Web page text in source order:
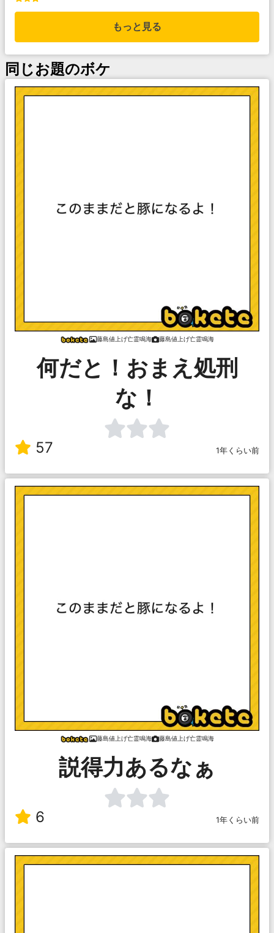
もっと見る
同じお題のボケ
藤島値上げ亡霊鳴海 藤島値上げ亡霊鳴海
何だと！おまえ処刑
な！
57 1年くらい前
藤島値上げ亡霊鳴海 藤島値上げ亡霊鳴海
説得力あるなぁ
6 1年くらい前